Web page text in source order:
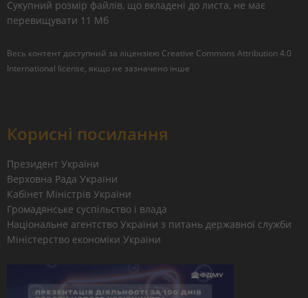
Сукупний розмір файлів, що вкладені до листа, не має
перевищувати 11 Мб
Весь контент доступний за ліцензією Creative Commons Attribution 4.0
International license, якщо не зазначено інше
Корисні посилання
Президент України
Верховна Рада України
Кабінет Міністрів України
Громадянське суспільство і влада
Національне агентство України з питань державної служби
Міністерство економіки України